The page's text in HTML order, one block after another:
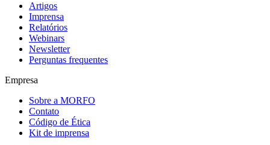
Artigos
Imprensa
Relatórios
Webinars
Newsletter
Perguntas frequentes
Empresa
Sobre a MORFO
Contato
Código de Ética
Kit de imprensa